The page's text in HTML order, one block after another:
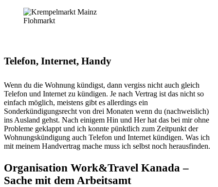
Flohmarkt
Telefon, Internet, Handy
Wenn du die Wohnung kündigst, dann vergiss nicht auch gleich
Telefon und Internet zu kündigen. Je nach Vertrag ist das nicht so
einfach möglich, meistens gibt es allerdings ein
Sonderkündigungsrecht von drei Monaten wenn du (nachweislich)
ins Ausland gehst. Nach einigem Hin und Her hat das bei mir ohne
Probleme geklappt und ich konnte pünktlich zum Zeitpunkt der
Wohnungskündigung auch Telefon und Internet kündigen. Was ich
mit meinem Handvertrag mache muss ich selbst noch herausfinden.
Organisation Work&Travel Kanada –
Sache mit dem Arbeitsamt